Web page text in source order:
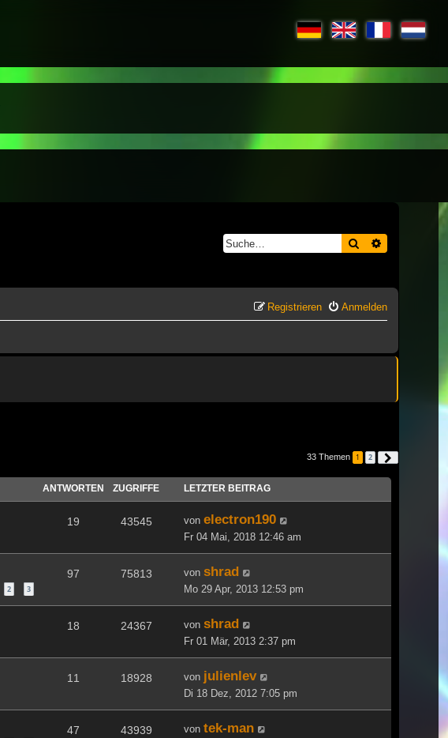
Suche
Anmelden
Registrieren
33 Themen 1 2
ANTWORTEN ZUGRIFFE LETZTER BEITRAG
19 43545 von electron190
Fr 04 Mai, 2018 12:46 am
2 3
97 75813 von shrad
Mo 29 Apr, 2013 12:53 pm
18 24367 von shrad
Fr 01 Mär, 2013 2:37 pm
11 18928 von julienlev
Di 18 Dez, 2012 7:05 pm
47 43939 von tek-man